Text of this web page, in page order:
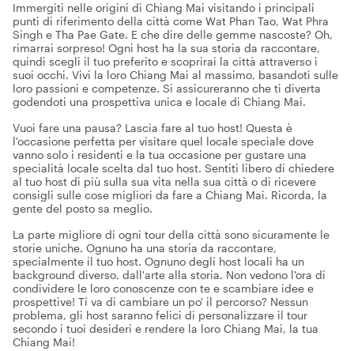
Immergiti nelle origini di Chiang Mai visitando i principali
punti di riferimento della città come Wat Phan Tao, Wat Phra
Singh e Tha Pae Gate. E che dire delle gemme nascoste? Oh,
rimarrai sorpreso! Ogni host ha la sua storia da raccontare,
quindi scegli il tuo preferito e scoprirai la città attraverso i
suoi occhi. Vivi la loro Chiang Mai al massimo, basandoti sulle
loro passioni e competenze. Si assicureranno che ti diverta
godendoti una prospettiva unica e locale di Chiang Mai.
Vuoi fare una pausa? Lascia fare al tuo host! Questa è
l'occasione perfetta per visitare quel locale speciale dove
vanno solo i residenti e la tua occasione per gustare una
specialità locale scelta dal tuo host. Sentiti libero di chiedere
al tuo host di più sulla sua vita nella sua città o di ricevere
consigli sulle cose migliori da fare a Chiang Mai. Ricorda, la
gente del posto sa meglio.
La parte migliore di ogni tour della città sono sicuramente le
storie uniche. Ognuno ha una storia da raccontare,
specialmente il tuo host. Ognuno degli host locali ha un
background diverso, dall'arte alla storia. Non vedono l'ora di
condividere le loro conoscenze con te e scambiare idee e
prospettive! Ti va di cambiare un po' il percorso? Nessun
problema, gli host saranno felici di personalizzare il tour
secondo i tuoi desideri e rendere la loro Chiang Mai, la tua
Chiang Mai!